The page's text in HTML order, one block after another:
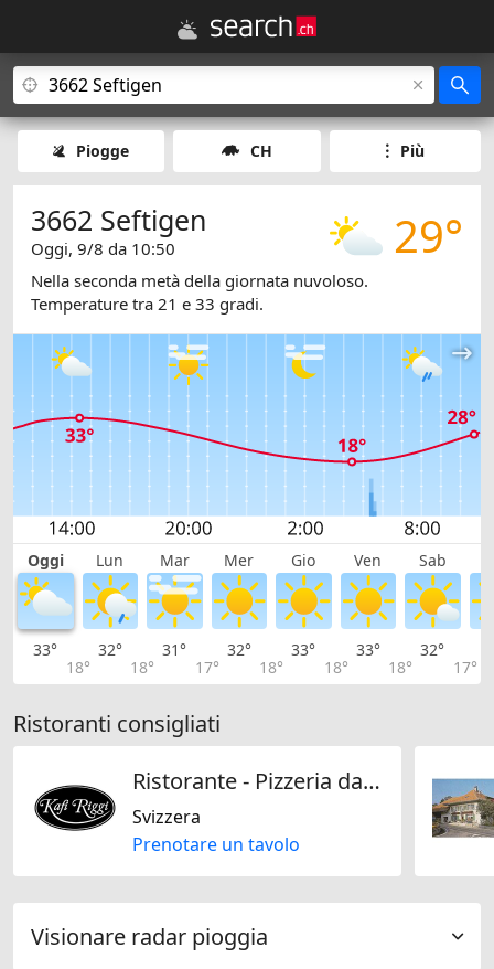
Piogge CH Più
29°
3662 Seftigen
Oggi, 9/8 da 10:50
Nella seconda metà della giornata nuvoloso.
Temperature tra 21 e 33 gradi.
Oggi Lun Mar Mer Gio Ven Sab
33°
18°
32°
18°
31°
17°
32°
18°
33°
18°
33°
18°
32°
17°
Ristoranti consigliati
Ristorante - Pizzeria da Fabio Kafi Riggi
Svizzera
Prenotare un tavolo
Visionare radar pioggia